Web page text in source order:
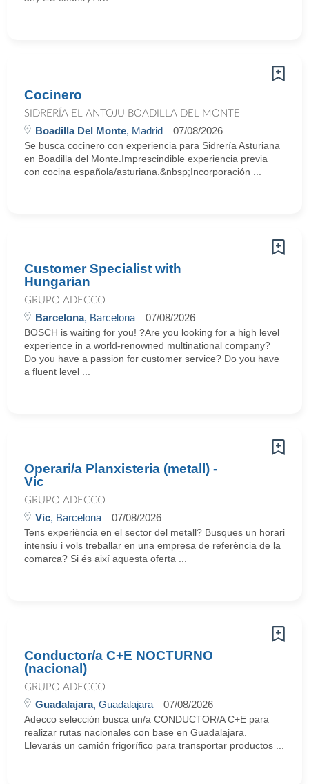
Cocinero
SIDRERÍA EL ANTOJU BOADILLA DEL MONTE
Boadilla Del Monte, Madrid 07/08/2026
Se busca cocinero con experiencia para Sidrería Asturiana
en Boadilla del Monte.Imprescindible experiencia previa
con cocina española/asturiana.&nbsp;Incorporación ...
Customer Specialist with
Hungarian
GRUPO ADECCO
Barcelona, Barcelona 07/08/2026
BOSCH is waiting for you! ?Are you looking for a high level
experience in a world-renowned multinational company?
Do you have a passion for customer service? Do you have
a fluent level ...
Operari/a Planxisteria (metall) -
Vic
GRUPO ADECCO
Vic, Barcelona 07/08/2026
Tens experiència en el sector del metall? Busques un horari
intensiu i vols treballar en una empresa de referència de la
comarca? Si és així aquesta oferta ...
Conductor/a C+E NOCTURNO
(nacional)
GRUPO ADECCO
Guadalajara, Guadalajara 07/08/2026
Adecco selección busca un/a CONDUCTOR/A C+E para
realizar rutas nacionales con base en Guadalajara.
Llevarás un camión frigorífico para transportar productos ...